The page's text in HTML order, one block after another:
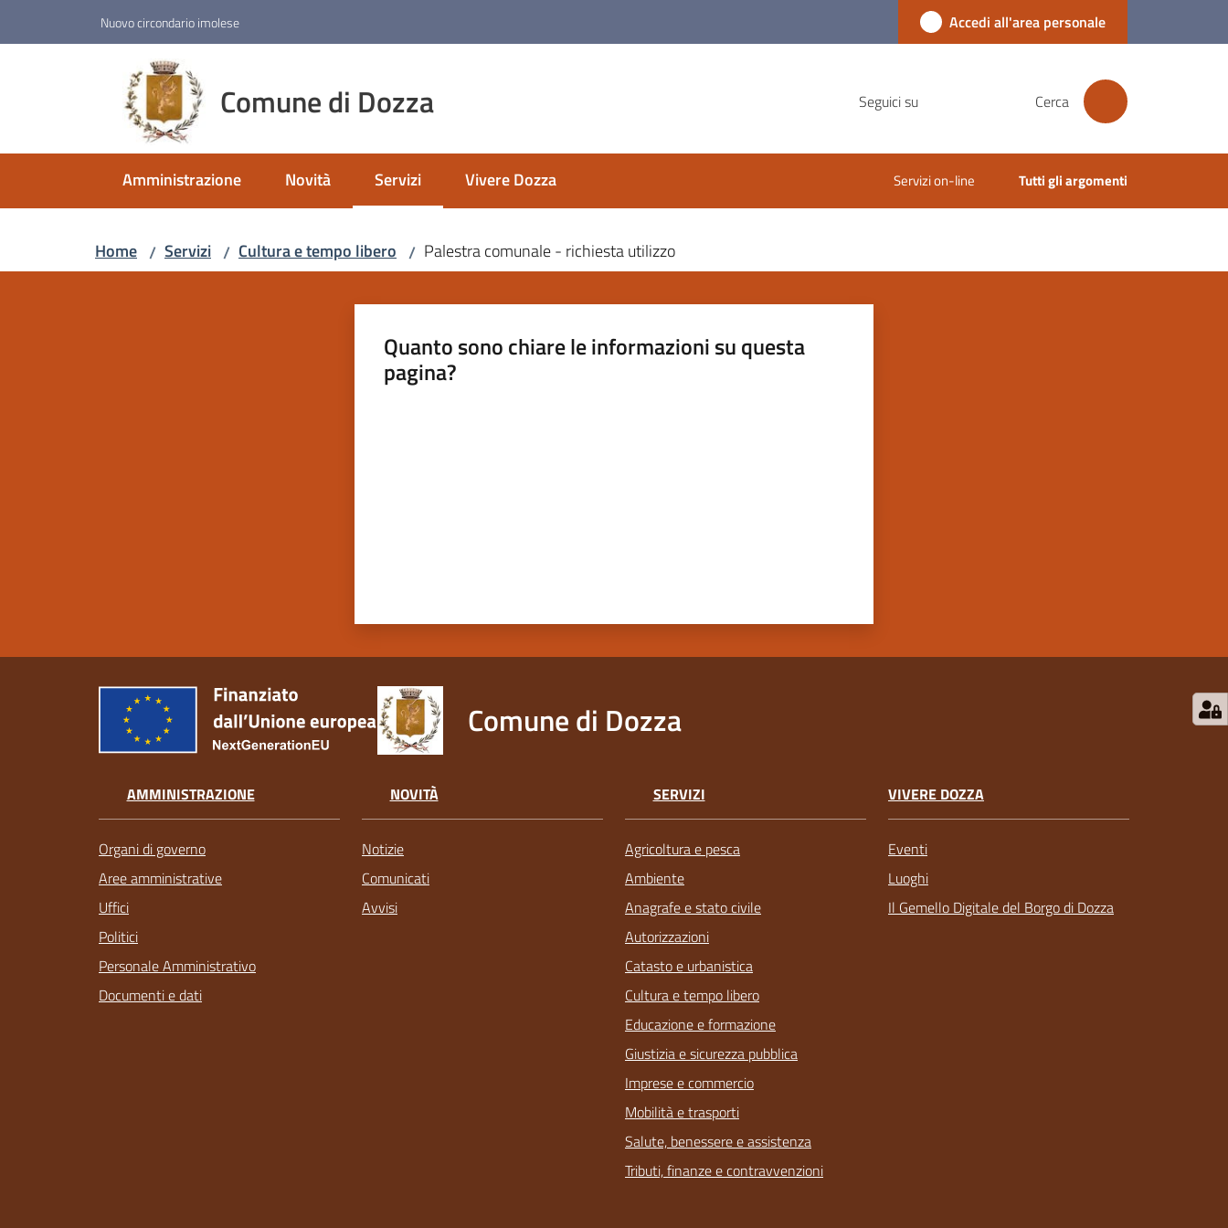
Nuovo circondario imolese Accedi all'area personale
Comune di Dozza Seguici su Cerca
Amministrazione Novità Servizi
Menu selezionatoVivere Dozza Servizi on-line Tutti gli argomenti
Home / Servizi / Cultura e tempo libero / Palestra comunale - richiesta utilizzo
Quanto sono chiare le informazioni su questa
pagina?
Comune di Dozza
AMMINISTRAZIONE
Organi di governo
Aree amministrative
Uffici
Politici
Personale Amministrativo
Documenti e dati
NOVITÀ
Notizie
Comunicati
Avvisi
SERVIZI
Agricoltura e pesca
Ambiente
Anagrafe e stato civile
Autorizzazioni
Catasto e urbanistica
Cultura e tempo libero
Educazione e formazione
Giustizia e sicurezza pubblica
Imprese e commercio
Mobilità e trasporti
Salute, benessere e assistenza
Tributi, finanze e contravvenzioni
VIVERE DOZZA
Eventi
Luoghi
Il Gemello Digitale del Borgo di Dozza